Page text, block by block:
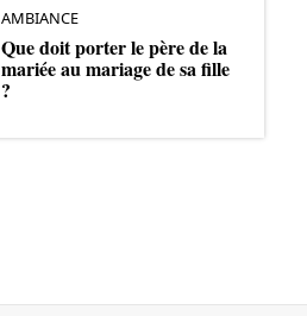
AMBIANCE
Que doit porter le père de la
mariée au mariage de sa fille
?